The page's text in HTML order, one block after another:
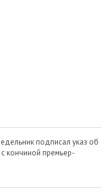
подписал указ об
кончиной премьер-